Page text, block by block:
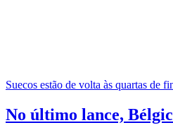
Suecos estão de volta às quartas de
No último lance,